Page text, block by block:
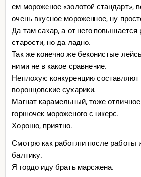
ем мороженое «золотой стандарт»,
очень вкусное мороженное, ну
Да там сахар, а от него повышается
старости, но да ладно.
Так же конечно же беконистые
ними не в какое сравнение.
Неплохую конкуренцию
воронцовские сухарики.
Магнат карамельный, тоже
горшочек мороженого сникерс.
Хорошо, приятно.
Смотрю как работяги после работы
балтику.
Я гордо иду брать марожена.